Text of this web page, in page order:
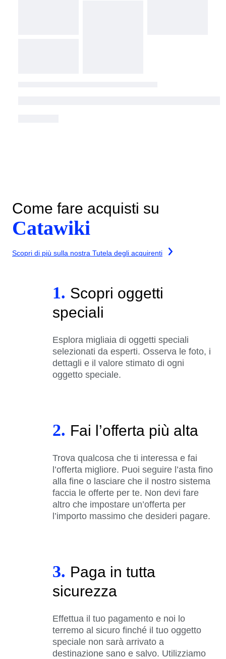
Come fare acquisti su
Catawiki
Scopri di più sulla nostra Tutela degli acquirenti
1. Scopri oggetti
speciali
Esplora migliaia di oggetti speciali
selezionati da esperti. Osserva le foto, i
dettagli e il valore stimato di ogni
oggetto speciale.
2. Fai l’offerta più alta
Trova qualcosa che ti interessa e fai
l’offerta migliore. Puoi seguire l’asta fino
alla fine o lasciare che il nostro sistema
faccia le offerte per te. Non devi fare
altro che impostare un’offerta per
l’importo massimo che desideri pagare.
3. Paga in tutta
sicurezza
Effettua il tuo pagamento e noi lo
terremo al sicuro finché il tuo oggetto
speciale non sarà arrivato a
destinazione sano e salvo. Utilizziamo